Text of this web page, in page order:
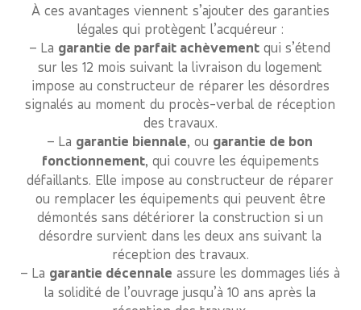
À ces avantages viennent s’ajouter des garanties
légales qui protègent l’acquéreur :
– La garantie de parfait achèvement qui s’étend
sur les 12 mois suivant la livraison du logement
impose au constructeur de réparer les désordres
signalés au moment du procès-verbal de réception
des travaux.
– La garantie biennale, ou garantie de bon
fonctionnement, qui couvre les équipements
défaillants. Elle impose au constructeur de réparer
ou remplacer les équipements qui peuvent être
démontés sans détériorer la construction si un
désordre survient dans les deux ans suivant la
réception des travaux.
– La garantie décennale assure les dommages liés à
la solidité de l’ouvrage jusqu’à 10 ans après la